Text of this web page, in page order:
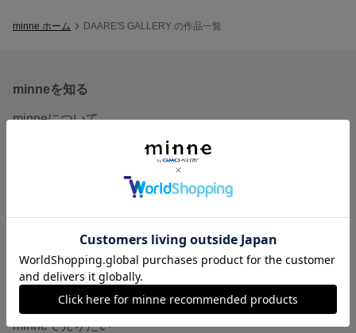
minne ホーム DAARE'S GALLERY の作品一覧
minneを知る
minneについて
特集
作品販売について
minneで売りたい